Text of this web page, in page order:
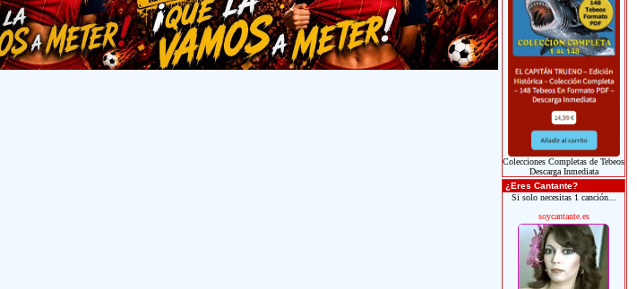
Colecciones Completas de Tebeos
Descarga Inmediata
¿Eres Cantante?
Si solo necesitas 1 canción...
soycantante.es